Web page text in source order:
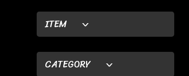
ITEM
CATEGORY